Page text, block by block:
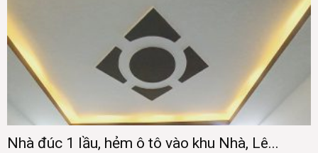
Nhà đúc 1 lầu, hẻm ô tô vào khu Nhà, Lê...